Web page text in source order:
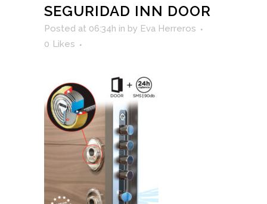
SEGURIDAD INN DOOR
Posted at 06:34h in by Eva Herreros
0 Likes